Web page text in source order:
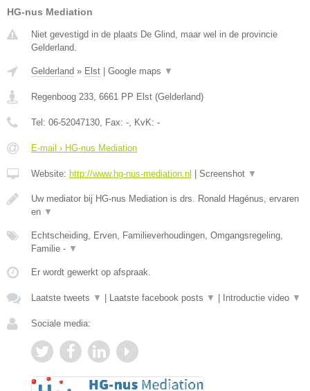
HG-nus Mediation
Niet gevestigd in de plaats De Glind, maar wel in de provincie
Gelderland.
Gelderland » Elst | Google maps ▼
Regenboog 233 6661 PP Elst (Gelderland)
Tel: 06-52047130 , Fax: - , KvK: -
E-mail › HG-nus Mediation
Website: http://www.hg-nus-mediation.nl | Screenshot ▼
Uw mediator bij HG-nus Mediation is drs. Ronald Hagénus, ervaren
en ▼
Echtscheiding, Erven, Familieverhoudingen, Omgangsregeling,
Familie - ▼
Er wordt gewerkt op afspraak.
Laatste tweets ▼ | Laatste facebook posts ▼ | Introductie video ▼
Sociale media: